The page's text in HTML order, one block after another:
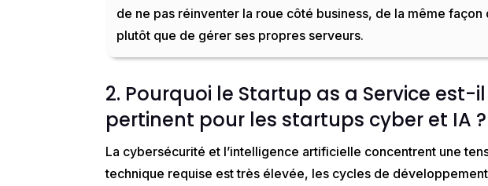
de ne pas réinventer la roue côté business, de la même façon
plutôt que de gérer ses propres serveurs.
2. Pourquoi le Startup as a Service est-
pertinent pour les startups cyber et IA ?
La cybersécurité et l’intelligence artificielle concentrent une
technique requise est très élevée, les cycles de